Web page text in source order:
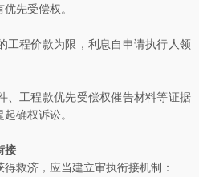
先受偿权。
工程价款为限，利息自申请执行人领
、工程款优先受偿权催告材料等证据
确权诉讼。
接
救济，应当建立审执衔接机制：